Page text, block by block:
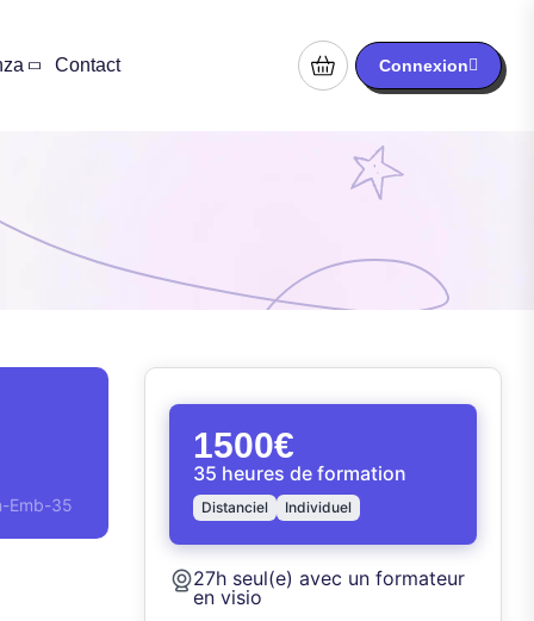
Contact Connexion
Emb-35
1500€
35 heures de formation
Distanciel Individuel
27h seul(e) avec un formateur
en visio